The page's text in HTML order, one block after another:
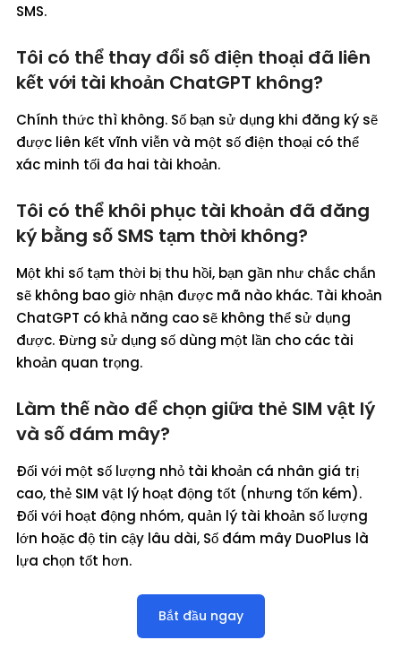
SMS.
Tôi có thể thay đổi số điện thoại đã liên
kết với tài khoản ChatGPT không?
Chính thức thì không. Số bạn sử dụng khi đăng ký sẽ
được liên kết vĩnh viễn và một số điện thoại có thể
xác minh tối đa hai tài khoản.
Tôi có thể khôi phục tài khoản đã đăng
ký bằng số SMS tạm thời không?
Một khi số tạm thời bị thu hồi, bạn gần như chắc chắn
sẽ không bao giờ nhận được mã nào khác. Tài khoản
ChatGPT có khả năng cao sẽ không thể sử dụng
được. Đừng sử dụng số dùng một lần cho các tài
khoản quan trọng.
Làm thế nào để chọn giữa thẻ SIM vật lý
và số đám mây?
Đối với một số lượng nhỏ tài khoản cá nhân giá trị
cao, thẻ SIM vật lý hoạt động tốt (nhưng tốn kém).
Đối với hoạt động nhóm, quản lý tài khoản số lượng
lớn hoặc độ tin cậy lâu dài, Số đám mây DuoPlus là
lựa chọn tốt hơn.
Bắt đầu ngay